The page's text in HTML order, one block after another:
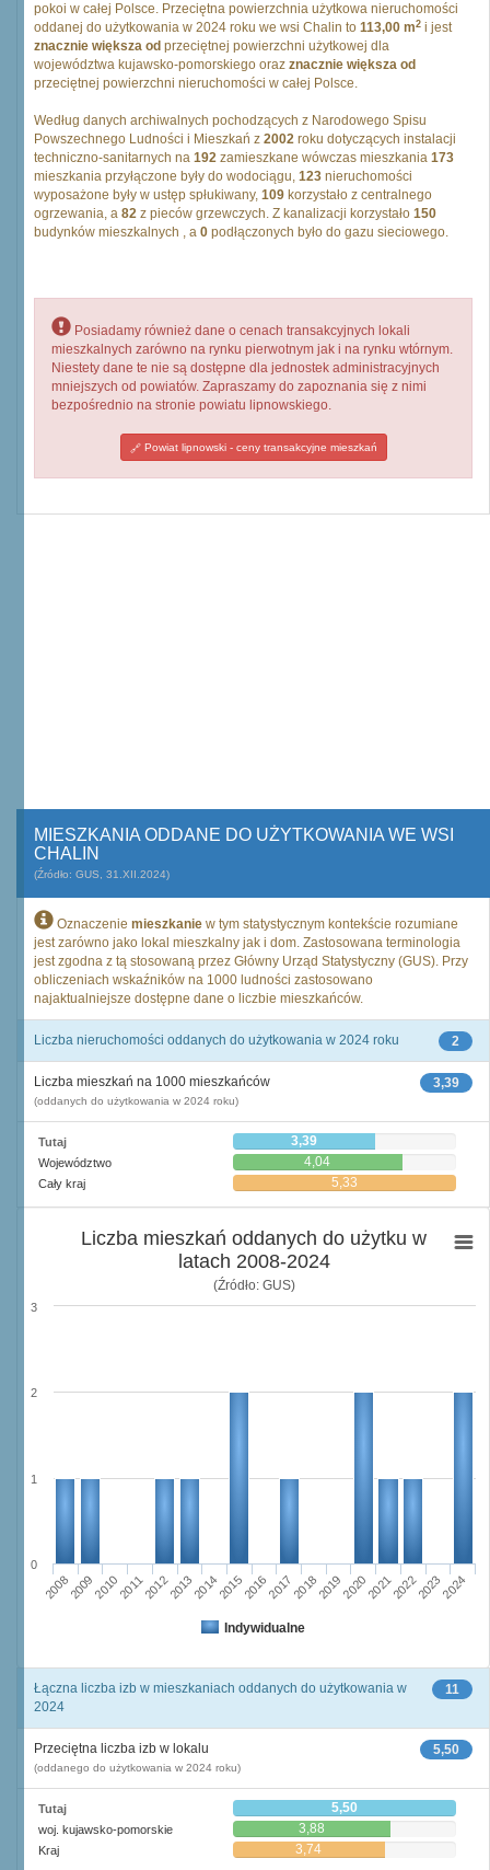
pokoi w całej Polsce. Przeciętna powierzchnia użytkowa nieruchomości
oddanej do użytkowania w 2024 roku we wsi Chalin to 113,00 m2 i jest
znacznie większa od przeciętnej powierzchni użytkowej dla
województwa kujawsko-pomorskiego oraz znacznie większa od
przeciętnej powierzchni nieruchomości w całej Polsce.
Według danych archiwalnych pochodzących z Narodowego Spisu
Powszechnego Ludności i Mieszkań z 2002 roku dotyczących instalacji
techniczno-sanitarnych na 192 zamieszkane wówczas mieszkania 173
mieszkania przyłączone były do wodociągu, 123 nieruchomości
wyposażone były w ustęp spłukiwany, 109 korzystało z centralnego
ogrzewania, a 82 z pieców grzewczych. Z kanalizacji korzystało 150
budynków mieszkalnych , a 0 podłączonych było do gazu sieciowego.
Posiadamy również dane o cenach transakcyjnych lokali
mieszkalnych zarówno na rynku pierwotnym jak i na rynku wtórnym.
Niestety dane te nie są dostępne dla jednostek administracyjnych
mniejszych od powiatów. Zapraszamy do zapoznania się z nimi
bezpośrednio na stronie powiatu lipnowskiego.
Powiat lipnowski - ceny transakcyjne mieszkań
MIESZKANIA ODDANE DO UŻYTKOWANIA WE WSI
CHALIN
(Źródło: GUS, 31.XII.2024)
Oznaczenie mieszkanie w tym statystycznym kontekście rozumiane
jest zarówno jako lokal mieszkalny jak i dom. Zastosowana terminologia
jest zgodna z tą stosowaną przez Główny Urząd Statystyczny (GUS). Przy
obliczeniach wskaźników na 1000 ludności zastosowano
najaktualniejsze dostępne dane o liczbie mieszkańców.
2
Liczba nieruchomości oddanych do użytkowania w 2024 roku
3,39
Liczba mieszkań na 1000 mieszkańców
(oddanych do użytkowania w 2024 roku)
Tutaj 3,39
Województwo 4,04
Cały kraj 5,33
Liczba mieszkań oddanych do użytku w
latach 2008-2024
(Źródło: GUS)
Indywidualne
20082009201020112012201320142015201620172018201920202021202220232024
0
1
2
3
11
Łączna liczba izb w mieszkaniach oddanych do użytkowania w
2024
5,50
Przeciętna liczba izb w lokalu
(oddanego do użytkowania w 2024 roku)
Tutaj 5,50
woj. kujawsko-pomorskie 3,88
Kraj 3,74